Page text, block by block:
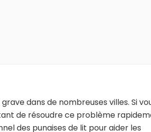
dans de nombreuses villes. Si
de résoudre ce problème
des punaises de lit pour aider les